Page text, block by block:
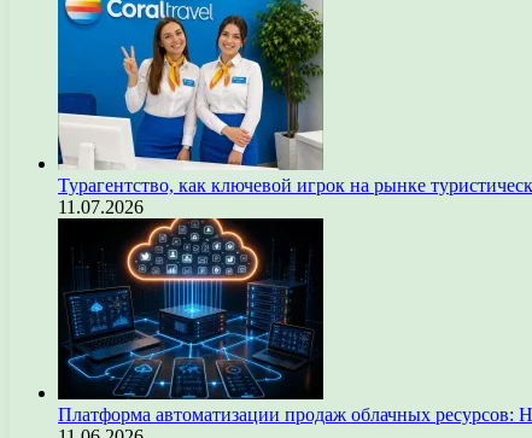
Турагентство, как ключевой игрок на рынке
11.07.2026
Платформа автоматизации продаж облачных ресурсов: